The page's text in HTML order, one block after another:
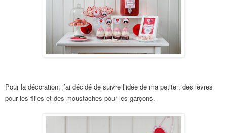
Pour la décoration, j’ai décidé de suivre l’idée de ma petite : des lèvres
pour les filles et des moustaches pour les garçons.